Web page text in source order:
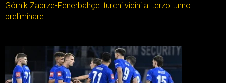
Górnik Zabrze-Fenerbahçe: turchi vicini al terzo turno
preliminare